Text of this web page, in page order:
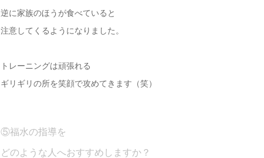
逆に家族のほうが食べていると
注意してくるようになりました。
トレーニングは頑張れる
ギリギリの所を笑顔で攻めてきます（笑）
⑤福水の指導を
どのような人へおすすめしますか？